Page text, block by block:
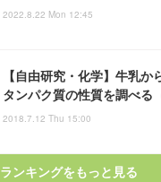
2022.8.22 Mon 12:45
【自由研究・化学】牛乳か
タンパク質の性質を調べる
2018.7.12 Thu 15:00
ランキングをもっと見る